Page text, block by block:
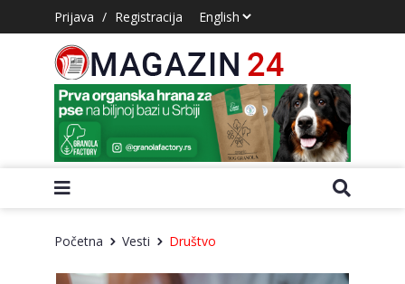
Prijava / Registracija
Početna Vesti Društvo